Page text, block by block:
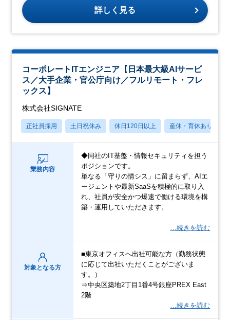
詳しく見る
コーポレートITエンジニア【日本最大級AIサービ
ス／大手企業・官公庁向け／フルリモート・フレ
ックス】
株式会社SIGNATE
正社員採用 土日祝休み 休日120日以上 産休・育休あり
業務内容
◆同社のIT基盤・情報セキュリティを担う
ポジションです。
単なる「守りの情シス」に留まらず、AIエ
ージェントや最新SaaSを積極的に取り入
れ、社員が安全かつ爆速で働ける環境を構
築・運用していただきます。
…続きを読む
対象となる方
■東京オフィスへ出社可能な方（勤務状態
に応じて出社いただくことがございま
す。）
⇒中央区築地2丁目1番4号銀座PREX East
2階
…続きを読む